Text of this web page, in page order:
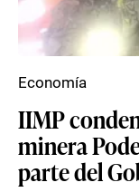
IIMP
minera
parte del
Economía